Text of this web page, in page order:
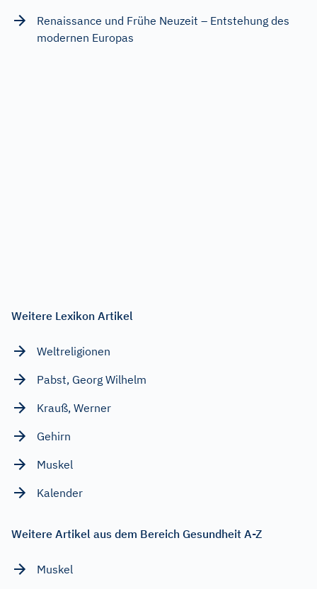
Renaissance und Frühe Neuzeit – Entstehung des
modernen Europas
Weitere Lexikon Artikel
Weltreligionen
Pabst, Georg Wilhelm
Krauß, Werner
Gehirn
Muskel
Kalender
Weitere Artikel aus dem Bereich Gesundheit A-Z
Muskel